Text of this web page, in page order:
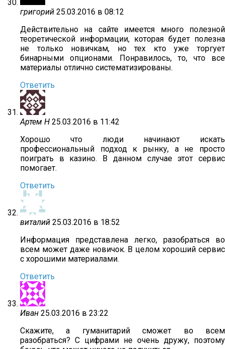
григорий 25.03.2016 в 08:12
Действительно на сайте имеется много полезной
теоретической информации, которая будет полезна
не только новичкам, но тех кто уже торгует
бинарными опционами. Понравилось, то, что все
материалы отлично систематизированы.
Ответить
Артем Н 25.03.2016 в 11:42
Хорошо что люди начинают искать
профессиональный подход к рынку, а не просто
поиграть в казино. В данном случае этот сервис
помогает.
Ответить
виталий 25.03.2016 в 18:52
Информация представлена легко, разобраться во
всем может даже новичок. В целом хороший сервис
с хорошими материалами.
Ответить
Иван 25.03.2016 в 23:22
Скажите, а гуманитарий сможет во всем
разобраться? С цифрами не очень дружу, поэтому